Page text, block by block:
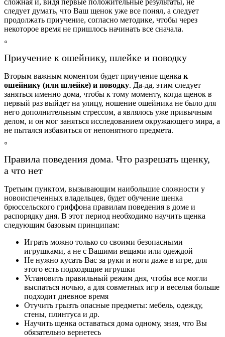
сложная и, видя первые положительные результаты, не
следует думать, что Ваш щенок уже все понял, а следует
продолжать приучение, согласно методике, чтобы через
некоторое время не пришлось начинать все сначала.
Приучение к ошейнику, шлейке и поводку
Вторым важным моментом будет приучение щенка к
ошейнику (или шлейке) и поводку. Да-да, этим следует
заняться именно дома, чтобы к тому моменту, когда щенок в
первый раз выйдет на улицу, ношение ошейника не было для
него дополнительным стрессом, а являлось уже привычным
делом, и он мог заняться исследованием окружающего мира, а
не пытался избавиться от непонятного предмета.
Правила поведения дома. Что разрешать щенку,
а что нет
Третьим пунктом, вызывающим наибольшие сложности у
новоиспеченных владельцев, будет обучение щенка
брюссельского гриффона правилам поведения в доме и
распорядку дня. В этот период необходимо научить щенка
следующим базовым принципам:
Играть можно только со своими безопасными
игрушками, а не с Вашими вещами или одеждой
Не нужно кусать Вас за руки и ноги даже в игре, для
этого есть подходящие игрушки
Установить правильный режим дня, чтобы все могли
выспаться ночью, а для совметных игр и веселья больше
подходит дневное время
Отучить грызть опасные предметы: мебель, одежду,
стены, плинтуса и др.
Научить щенка оставаться дома одному, зная, что Вы
обязательно вернетесь